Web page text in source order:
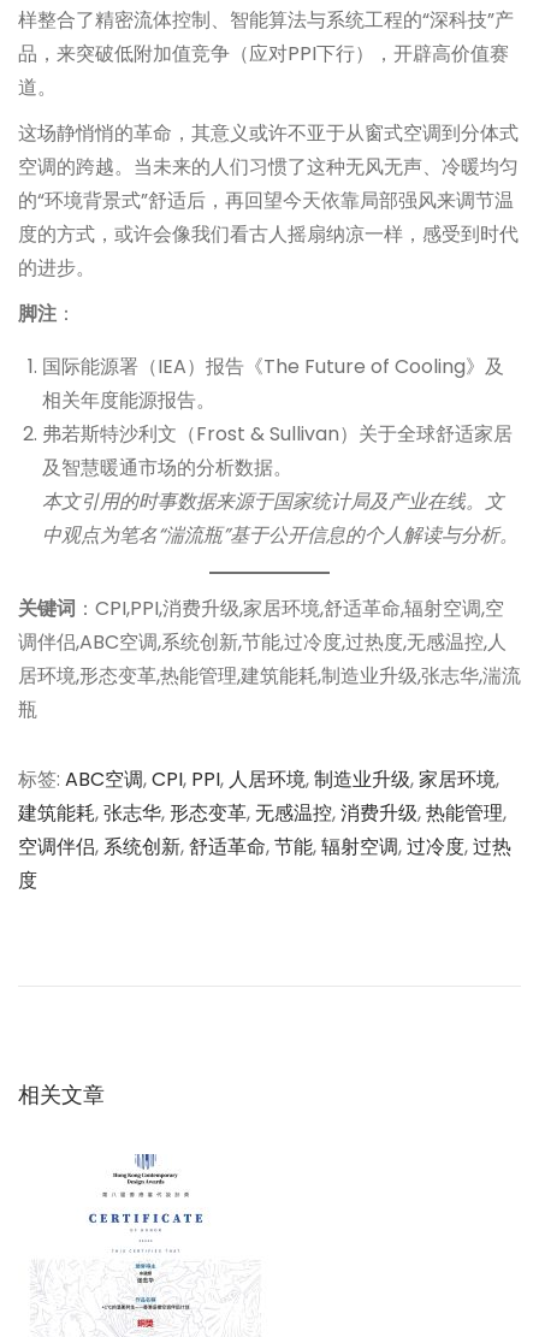
样整合了精密流体控制、智能算法与系统工程的“深科技”产
品，来突破低附加值竞争（应对PPI下行），开辟高价值赛
道。
这场静悄悄的革命，其意义或许不亚于从窗式空调到分体式
空调的跨越。当未来的人们习惯了这种无风无声、冷暖均匀
的“环境背景式”舒适后，再回望今天依靠局部强风来调节温
度的方式，或许会像我们看古人摇扇纳凉一样，感受到时代
的进步。
脚注 ：
国际能源署（IEA）报告《The Future of Cooling》及
相关年度能源报告。
弗若斯特沙利文（Frost & Sullivan）关于全球舒适家居
及智慧暖通市场的分析数据。
本文引用的时事数据来源于国家统计局及产业在线。文
中观点为笔名“湍流瓶”基于公开信息的个人解读与分析。
关键词 ：CPI,PPI,消费升级,家居环境,舒适革命,辐射空调,空
调伴侣,ABC空调,系统创新,节能,过冷度,过热度,无感温控,人
居环境,形态变革,热能管理,建筑能耗,制造业升级,张志华,湍流
瓶
标签: ABC空调,CPI, PPI, 人居环境,制造业升级,家居环境,
建筑能耗,张志华,形态变革,无感温控,消费升级,热能管理,
空调伴侣,系统创新,舒适革命,节能,辐射空调,过冷度,过热
度
航
：
韧
美
国
相关文章